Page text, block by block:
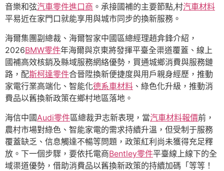
音樂和弦汽車零件進口商 。承接國補的主要節點,村汽車材料
平易近在家門口就能享用與城市同步的換新服務。
海爾集團副總裁、海爾智家中國區總經理趙弇鋒介紹，
2026BMW零件年海爾與京東將發揮平臺全渠道覆蓋、線上
國補高效核銷及縣域服務網絡優勢，買通城鄉消費與服務鏈
路，配斯柯達零件合晉陞換新便捷度與用戶親身經歷，推動
家電行業高端化、智能化德系車材料 、綠色化升級，推動消
費品以舊換新政策在鄉村地區落地。
海信中國Audi零件區總裁尹志新表現，當汽車材料報價前，
農村市場對綠色、智能家電的需求持續升溫，但受制于服務
覆蓋缺乏、信息觸達不暢等問題，政策紅利尚未獲得充足釋
放。下一個步驟，要依托電商Bentley零件平臺線上線下的全
域渠道優勢，借助消費品以舊換新政策的持續加碼「等等！